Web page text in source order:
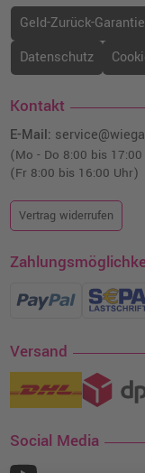
Geld-Zurück-Garantie
Datenschutz
Kontakt
E-Mail:
(Mo - Do 8:00 bis
(Fr 8:00 bis 16:00 Uhr)
Vertrag widerrufen
Versand
Social Media